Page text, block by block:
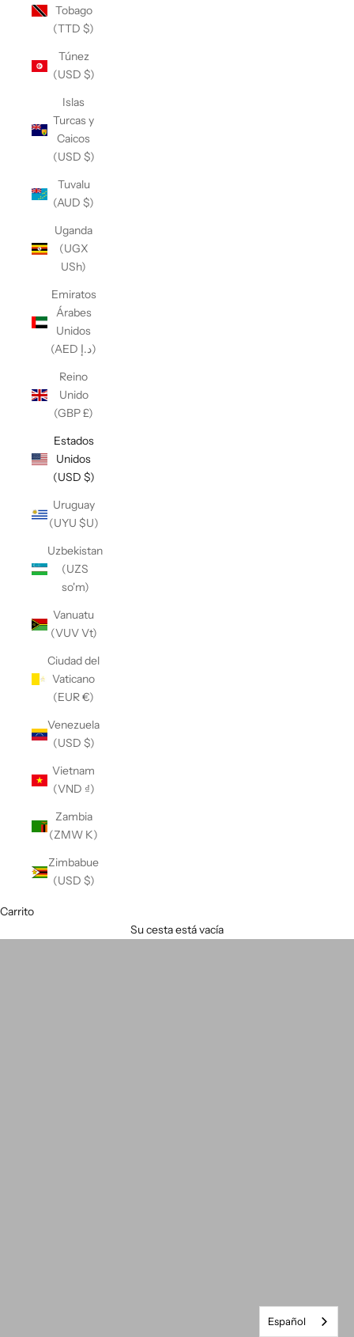
Tobago
(TTD $)
Túnez
(USD $)
Islas
Turcas y
Caicos
(USD $)
Tuvalu
(AUD $)
Uganda
(UGX
USh)
Emiratos
Árabes
Unidos
(AED د.إ)
Reino
Unido
(GBP £)
Estados
Unidos
(USD $)
Uruguay
(UYU $U)
Uzbekistan
(UZS
so'm)
Vanuatu
(VUV Vt)
Ciudad del
Vaticano
(EUR €)
Venezuela
(USD $)
Vietnam
(VND ₫)
Zambia
(ZMW K)
Zimbabue
(USD $)
Carrito
Su cesta está vacía
Español